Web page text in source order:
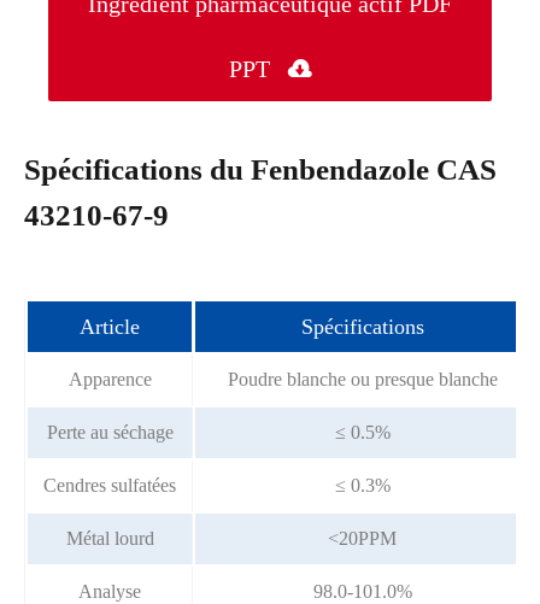
PPT 
Spécifications du Fenbendazole CAS
43210-67-9
Article Spécifications
Apparence Poudre blanche ou presque blanche
Perte au séchage ≤ 0.5%
Cendres sulfatées ≤ 0.3%
Métal lourd <20PPM
Analyse 98.0-101.0%